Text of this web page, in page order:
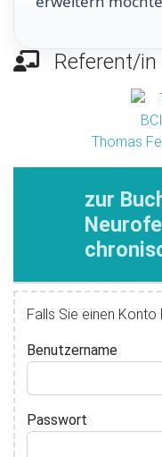
Referent/in
Thomas
zur
Falls Sie einen Konto
Benutzername
Passwort